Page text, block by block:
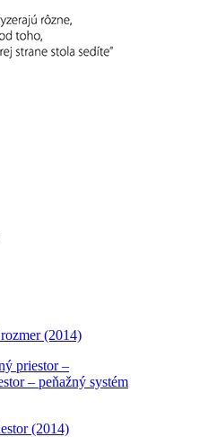
(2014)
priestor –
– peňažný systém
(2014)